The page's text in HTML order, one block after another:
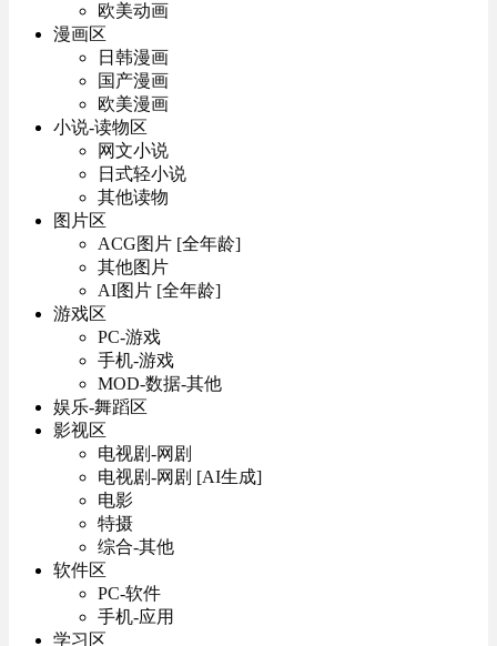
欧美动画
漫画区
日韩漫画
国产漫画
欧美漫画
小说-读物区
网文小说
日式轻小说
其他读物
图片区
ACG图片 [全年龄]
其他图片
AI图片 [全年龄]
游戏区
PC-游戏
手机-游戏
MOD-数据-其他
娱乐-舞蹈区
影视区
电视剧-网剧
电视剧-网剧 [AI生成]
电影
特摄
综合-其他
软件区
PC-软件
手机-应用
学习区